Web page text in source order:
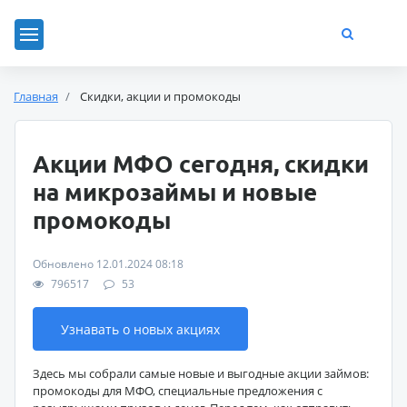
Главная Скидки, акции и промокоды
Акции МФО сегодня, скидки
на микрозаймы и новые
промокоды
Обновлено 12.01.2024 08:18
796517
53
Узнавать о новых акциях
Здесь мы собрали самые новые и выгодные акции займов:
промокоды для МФО, специальные предложения с